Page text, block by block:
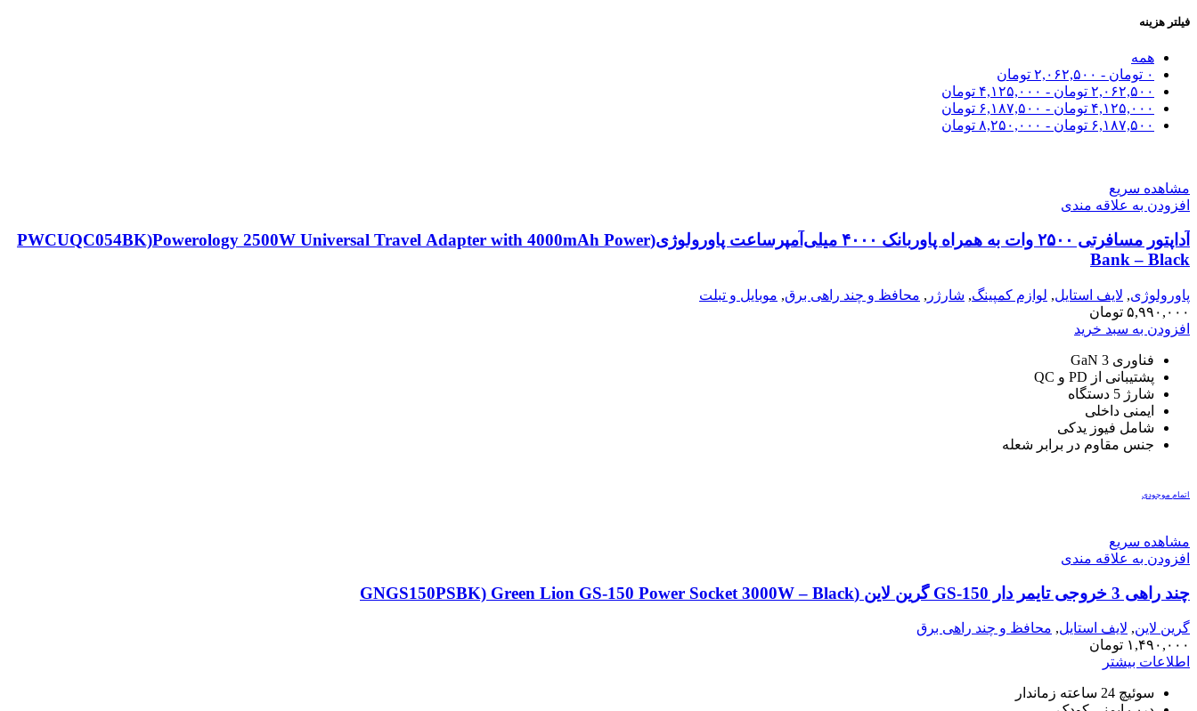
فیلتر هزینه
همه
۰ تومان - ۲,۰۶۲,۵۰۰ تومان
۲,۰۶۲,۵۰۰ تومان - ۴,۱۲۵,۰۰۰ تومان
۴,۱۲۵,۰۰۰ تومان - ۶,۱۸۷,۵۰۰ تومان
۶,۱۸۷,۵۰۰ تومان - ۸,۲۵۰,۰۰۰ تومان
مشاهده سریع
افزودن به علاقه مندی
آداپتور مسافرتی ۲۵۰۰ وات به همراه پاوربانک ۴۰۰۰ میلی‌آمپرساعت پاورولوژی(PWCUQC054BK)Powerology 2500W Universal Travel Adapter with 4000mAh Power
Bank – Black
پاورولوژی, لایف استایل, لوازم کمپینگ, شارژر , محافظ و چند راهی برق, موبایل و تبلت
۵,۹۹۰,۰۰۰ تومان
افزودن به سبد خرید
فناوری GaN 3
پشتیبانی از PD و QC
شارژ 5 دستگاه
ایمنی داخلی
شامل فیوز یدکی
جنس مقاوم در برابر شعله
اتمام موجودی
مشاهده سریع
افزودن به علاقه مندی
چند راهی 3 خروجی تایمر دار GS-150 گرین لاین (GNGS150PSBK) Green Lion GS-150 Power Socket 3000W – Black
گرین لاین, لایف استایل, محافظ و چند راهی برق
۱,۴۹۰,۰۰۰ تومان
اطلاعات بیشتر
سوئیچ 24 ساعته زماندار